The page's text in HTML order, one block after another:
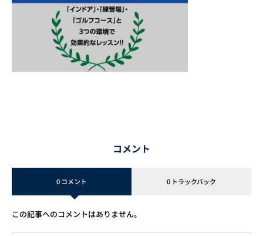
コメント
0 コメント 0 トラックバック
この記事へのコメントはありません。